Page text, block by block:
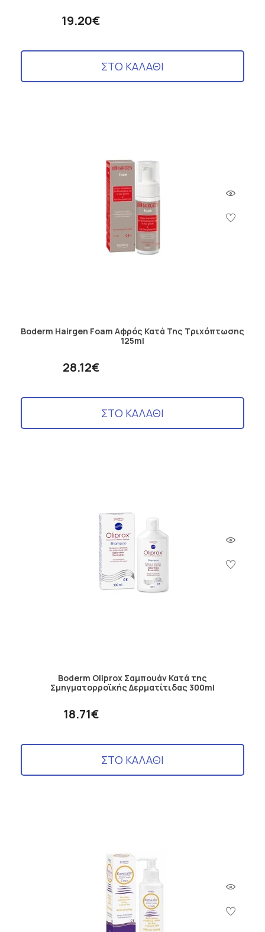
19.20€
ΣΤΟ ΚΑΛΑΘΙ
Boderm Hairgen Foam Αφρός Κατά Της Τριχόπτωσης
125ml
28.12€
ΣΤΟ ΚΑΛΑΘΙ
Boderm Oliprox Σαμπουάν Κατά της
Σμηγματορροϊκής Δερματίτιδας 300ml
18.71€
ΣΤΟ ΚΑΛΑΘΙ